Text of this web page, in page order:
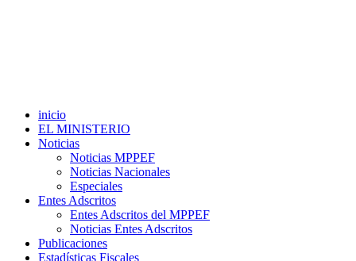
inicio
EL MINISTERIO
Noticias
Noticias MPPEF
Noticias Nacionales
Especiales
Entes Adscritos
Entes Adscritos del MPPEF
Noticias Entes Adscritos
Publicaciones
Estadísticas Fiscales